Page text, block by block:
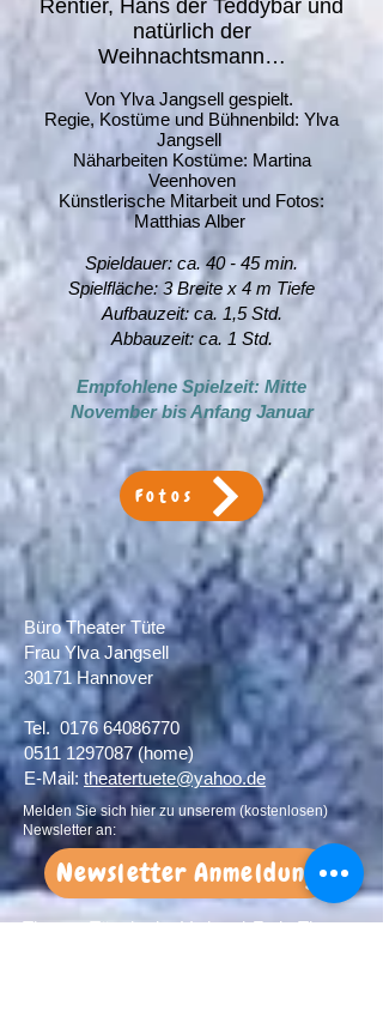
Rentier, Hans der Teddybär und
natürlich der
Weihnachtsmann…
Von Ylva Jangsell gespielt.
Regie, Kostüme und Bühnenbild: Ylva
Jangsell
Näharbeiten Kostüme: Martina
Veenhoven
Künstlerische Mitarbeit und Fotos:
Matthias Alber
Spieldauer: ca. 40 - 45 min.
Spielfläche: 3 Breite x 4 m Tiefe
​Aufbauzeit: ca. 1,5 Std.
Abbauzeit: ca. 1 Std.
Empfohlene Spielzeit: Mitte
November bis Anfang Januar
Fotos
Büro Theater Tüte
Frau Ylva Jangsell
30171 Hannover​
Tel. 0176 64086770
0511 1297087 (home)
E-Mail: theatertuete@yahoo.de
Melden Sie sich hier zu unserem (kostenlosen)
Newsletter an:
Newsletter Anmeldung
Theater Tüte ist im Verbund Freie Theater